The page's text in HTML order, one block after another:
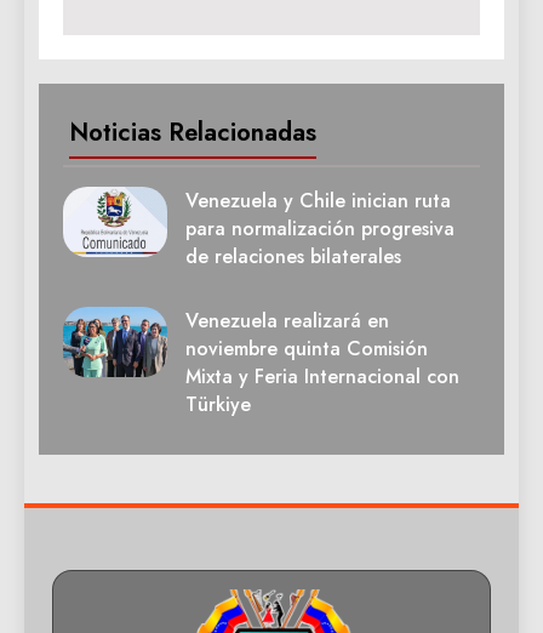
Noticias Relacionadas
Venezuela y Chile inician ruta
para normalización progresiva
de relaciones bilaterales
Venezuela realizará en
noviembre quinta Comisión
Mixta y Feria Internacional con
Türkiye